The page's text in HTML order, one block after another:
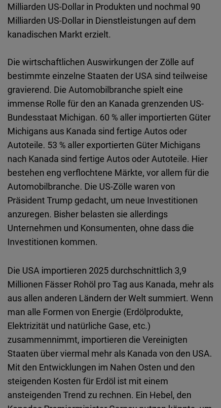
Milliarden US-Dollar in Produkten und nochmal 90
Milliarden US-Dollar in Dienstleistungen auf dem
kanadischen Markt erzielt.
Die wirtschaftlichen Auswirkungen der Zölle auf
bestimmte einzelne Staaten der USA sind teilweise
gravierend. Die Automobilbranche spielt eine
immense Rolle für den an Kanada grenzenden US-
Bundesstaat Michigan. 60 % aller importierten Güter
Michigans aus Kanada sind fertige Autos oder
Autoteile. 53 % aller exportierten Güter Michigans
nach Kanada sind fertige Autos oder Autoteile. Hier
bestehen eng verflochtene Märkte, vor allem für die
Automobilbranche. Die US-Zölle waren von
Präsident Trump gedacht, um neue Investitionen
anzuregen. Bisher belasten sie allerdings
Unternehmen und Konsumenten, ohne dass die
Investitionen kommen.
Die USA importieren 2025 durchschnittlich 3,9
Millionen Fässer Rohöl pro Tag aus Kanada, mehr als
aus allen anderen Ländern der Welt summiert. Wenn
man alle Formen von Energie (Erdölprodukte,
Elektrizität und natürliche Gase, etc.)
zusammennimmt, importieren die Vereinigten
Staaten über viermal mehr als Kanada von den USA.
Mit den Entwicklungen im Nahen Osten und den
steigenden Kosten für Erdöl ist mit einem
ansteigenden Trend zu rechnen. Ein Hebel, den